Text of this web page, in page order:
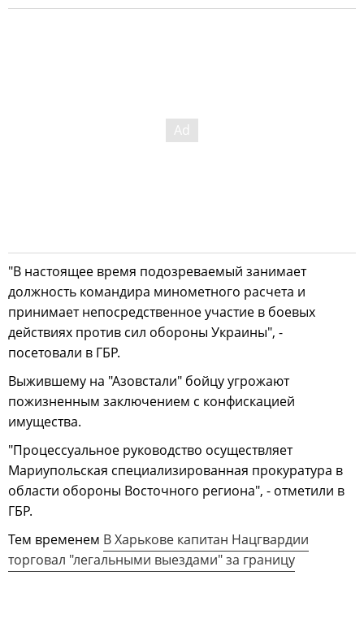
"В настоящее время подозреваемый занимает
должность командира минометного расчета и
принимает непосредственное участие в боевых
действиях против сил обороны Украины", -
посетовали в ГБР.
Выжившему на "Азовстали" бойцу угрожают
пожизненным заключением с конфискацией
имущества.
"Процессуальное руководство осуществляет
Мариупольская специализированная прокуратура в
области обороны Восточного региона", - отметили в
ГБР.
Тем временем В Харькове капитан Нацгвардии
торговал "легальными выездами" за границу